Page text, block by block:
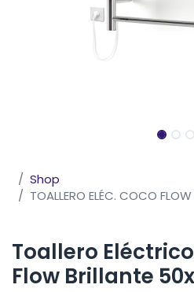
Shop
TOALLERO ELÉC. COCO
Toallero
Flow Brillante